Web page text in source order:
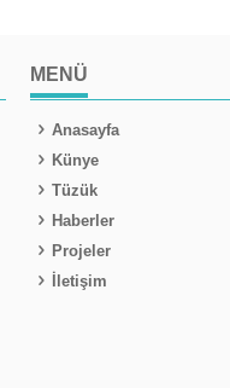
MENÜ
Anasayfa
Künye
Tüzük
Haberler
Projeler
İletişim